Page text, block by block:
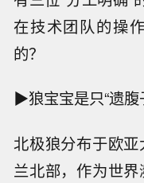
在技术团队的操
的？
▶狼宝宝是只“遗腹
北极狼分布于欧
兰北部，作为世